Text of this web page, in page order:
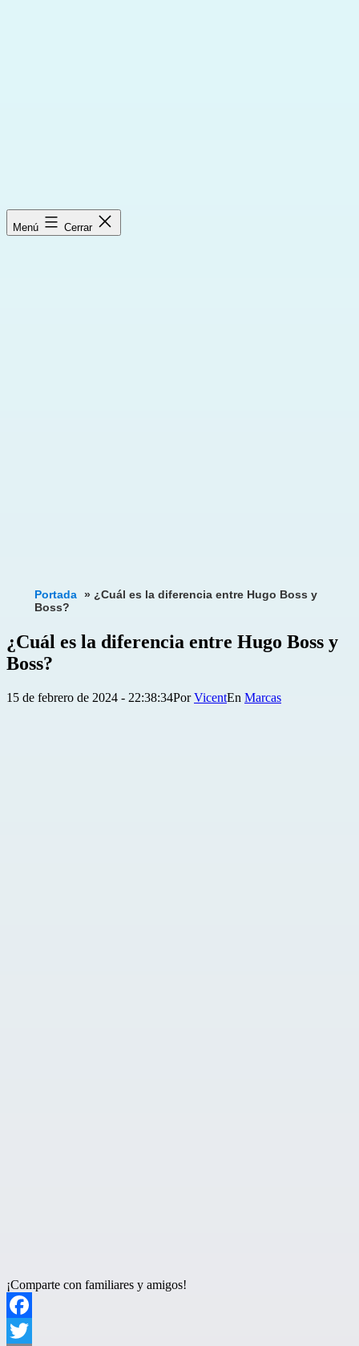
Menú Cerrar
Portada » ¿Cuál es la diferencia entre Hugo Boss y
Boss?
¿Cuál es la diferencia entre Hugo Boss y
Boss?
Publicada
15 de febrero de 2024 - 22:38:34PorVicent
Categorizado
Marcas
¡Comparte con familiares y amigos!
Facebook